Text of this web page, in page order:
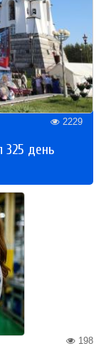
2229
325 день
198